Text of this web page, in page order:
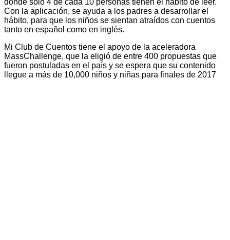
Con la aplicación, se ayuda a los padres a desarrollar el
hábito, para que los niños se sientan atraídos con cuentos
tanto en español como en inglés.
Mi Club de Cuentos tiene el apoyo de la aceleradora
MassChallenge, que la eligió de entre 400 propuestas que
fueron postuladas en el país y se espera que su contenido
llegue a más de 10,000 niños y niñas para finales de 2017